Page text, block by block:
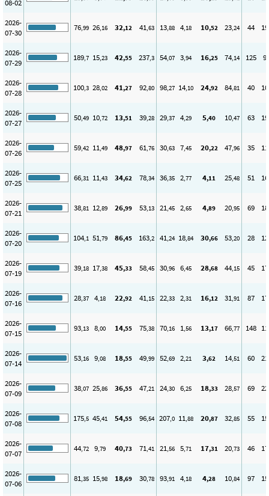
08-02
2026-
07-30
76,99 26,16 32,12 41,63 13,88 4,18 10,52 23,24 44 19
2026-
07-29
189,7 15,23 42,55 237,3 54,07 3,94 16,25 74,14 125 9
2026-
07-28
100,3 28,02 41,27 92,80 98,27 14,10 24,92 84,81 40 10
2026-
07-27
50,49 10,72 13,51 39,28 29,37 4,29 5,40 10,47 63 19
2026-
07-26
59,42 11,49 48,97 61,76 30,63 7,45 20,22 47,96 35 11
2026-
07-25
66,31 11,43 34,62 78,34 36,35 2,77 4,11 25,48 51 16
2026-
07-21
38,81 12,89 26,99 53,13 21,45 2,65 4,89 20,95 69 18
2026-
07-20
104,1 51,79 86,45 163,2 41,24 18,84 30,66 53,20 28 12
2026-
07-19
39,18 17,38 45,33 58,45 30,96 6,45 28,68 44,15 45 17
2026-
07-16
28,37 4,18 22,92 41,15 22,33 2,31 16,12 31,91 87 17
2026-
07-15
93,13 8,00 14,55 75,38 70,16 1,56 13,17 66,77 148 11
2026-
07-14
53,16 9,08 18,55 49,99 52,69 2,21 3,62 14,51 60 21
2026-
07-09
38,07 25,86 36,55 47,21 24,30 6,25 18,33 28,57 69 22
2026-
07-08
175,5 45,41 54,55 96,54 207,0 11,88 20,87 32,85 55 15
2026-
07-07
44,72 9,79 40,73 71,41 21,56 5,71 17,31 20,73 46 17
2026-
07-06
81,35 15,98 18,69 30,78 93,91 4,18 4,28 10,84 97 15